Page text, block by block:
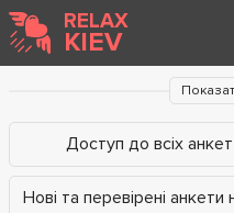
RELAX
KIEV
Доступ до всіх
Нові та перевірені